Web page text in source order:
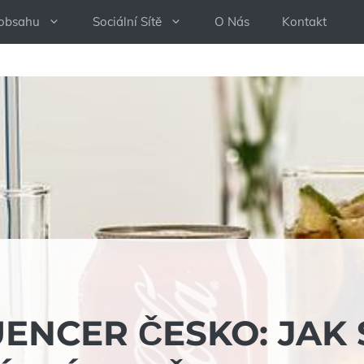
Sociální Sítě O Nás Kontakt
ČESKO: JAK